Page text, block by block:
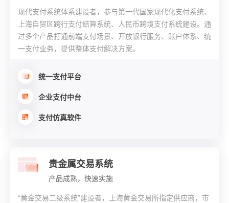
现代支付系统体系建设者，参与第一代国家现代化支付系统、
上海自贸区跨行支付结算系统、人民币跨境支付系统建设。通
过多个产品打通前端支付场景、开放银行服务、账户体系、统
一支付业务，提供整体支付解决方案。
统一支付平台
企业支付中台
支付仿真软件
贵金属交易系统
产品成熟，快速实施
“黄金交易二级系统”建设者，上海黄金交易所指定供应商，市